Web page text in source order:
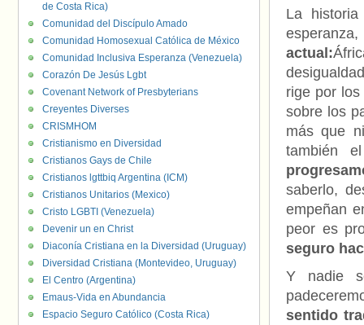
La
actual:
rige por
sobre los
más que
también
saberlo,
empeñan
peor es
seguro
Y nadie
sentido
de Costa Rica)
Comunidad del Discípulo Amado
Comunidad Homosexual Católica de México
Comunidad Inclusiva Esperanza (Venezuela)
Corazón De Jesús Lgbt
Covenant Network of Presbyterians
Creyentes Diverses
CRISMHOM
Cristianismo en Diversidad
Cristianos Gays de Chile
Cristianos lgttbiq Argentina (ICM)
Cristianos Unitarios (Mexico)
Cristo LGBTI (Venezuela)
Devenir un en Christ
Diaconía Cristiana en la Diversidad (Uruguay)
Diversidad Cristiana (Montevideo, Uruguay)
El Centro (Argentina)
Emaus-Vida en Abundancia
Espacio Seguro Católico (Costa Rica)